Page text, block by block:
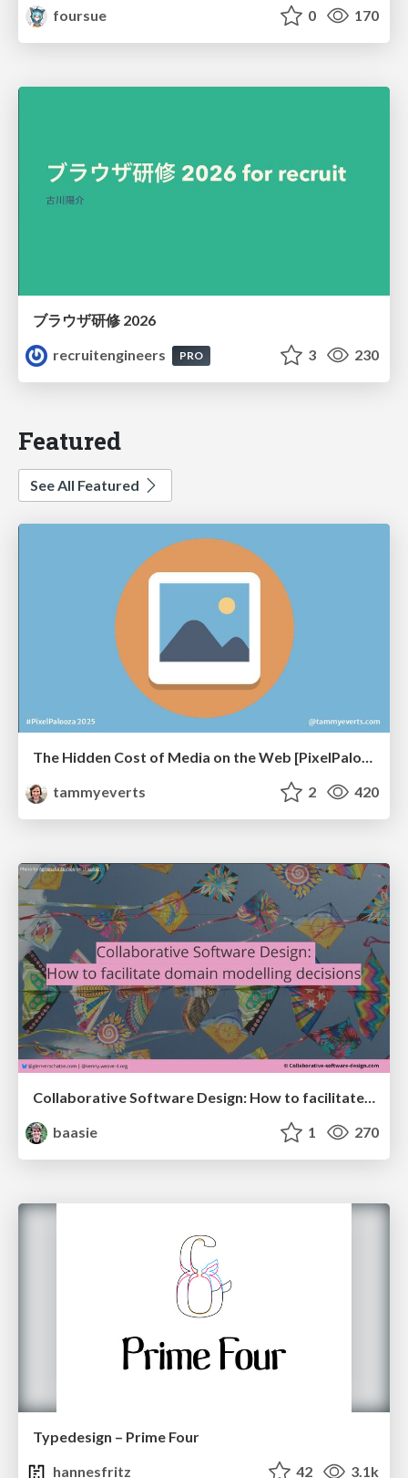
foursue
0 170
ブラウザ研修 2026
recruitengineers
PRO 3 230
Featured
See All Featured
The Hidden Cost of Media on the Web [PixelPalooza 2025]
tammyeverts
2 420
Collaborative Software Design: How to facilitate domain modelling decisions
baasie
1 270
Typedesign – Prime Four
hannesfritz
42 3.1k